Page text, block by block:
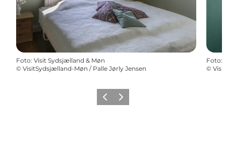
Foto: Visit Sydsjælland & Møn
© VisitSydsjælland-Møn / Palle Jørly Jensen
Foto:
©
ForrigeNæste